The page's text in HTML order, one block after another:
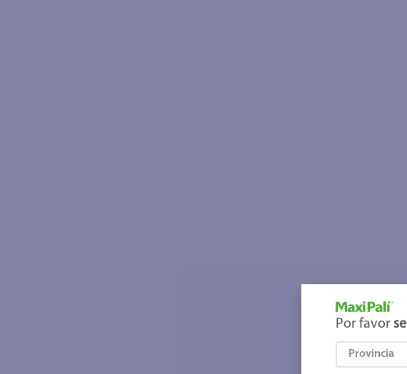
Por favor
Provincia